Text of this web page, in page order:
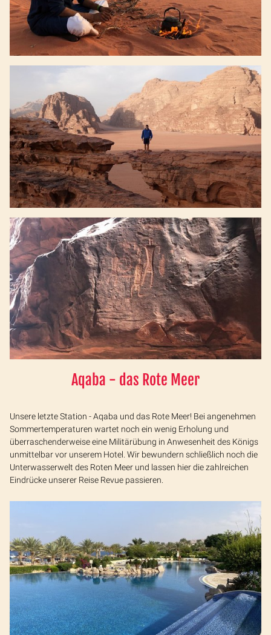
Aqaba - das Rote Meer
Unsere letzte Station - Aqaba und das Rote Meer! Bei angenehmen
Sommertemperaturen wartet noch ein wenig Erholung und
überraschenderweise eine Militärübung in Anwesenheit des Königs
unmittelbar vor unserem Hotel. Wir bewundern schließlich noch die
Unterwasserwelt des Roten Meer und lassen hier die zahlreichen
Eindrücke unserer Reise Revue passieren.